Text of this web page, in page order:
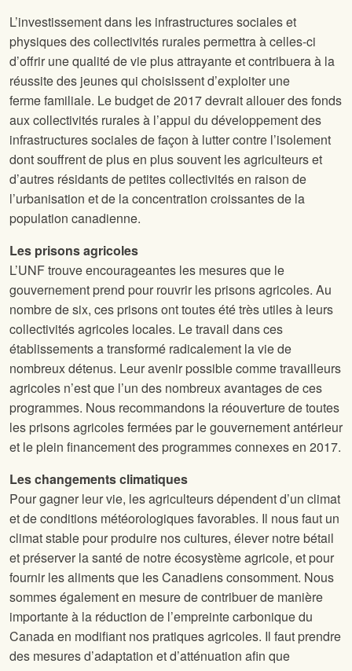
L’investissement dans les infrastructures sociales et
physiques des collectivités rurales permettra à celles-ci
d’offrir une qualité de vie plus attrayante et contribuera à la
réussite des jeunes qui choisissent d’exploiter une
ferme familiale. Le budget de 2017 devrait allouer des fonds
aux collectivités rurales à l’appui du développement des
infrastructures sociales de façon à lutter contre l’isolement
dont souffrent de plus en plus souvent les agriculteurs et
d’autres résidants de petites collectivités en raison de
l’urbanisation et de la concentration croissantes de la
population canadienne.
Les prisons agricoles
L’UNF trouve encourageantes les mesures que le
gouvernement prend pour rouvrir les prisons agricoles. Au
nombre de six, ces prisons ont toutes été très utiles à leurs
collectivités agricoles locales. Le travail dans ces
établissements a transformé radicalement la vie de
nombreux détenus. Leur avenir possible comme travailleurs
agricoles n’est que l’un des nombreux avantages de ces
programmes. Nous recommandons la réouverture de toutes
les prisons agricoles fermées par le gouvernement antérieur
et le plein financement des programmes connexes en 2017.
Les changements climatiques
Pour gagner leur vie, les agriculteurs dépendent d’un climat
et de conditions météorologiques favorables. Il nous faut un
climat stable pour produire nos cultures, élever notre bétail
et préserver la santé de notre écosystème agricole, et pour
fournir les aliments que les Canadiens consomment. Nous
sommes également en mesure de contribuer de manière
importante à la réduction de l’empreinte carbonique du
Canada en modifiant nos pratiques agricoles. Il faut prendre
des mesures d’adaptation et d’atténuation afin que